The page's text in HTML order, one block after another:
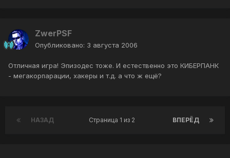
ZwerPSF
Опубликовано: 3 августа 2006
Отличная игра! Эпизодес тоже. И естественно это КИБЕРПАНК
- мегакорпарации, хакеры и т.д. а что ж ещё?
НАЗАД ВПЕРЁД
Страница 1 из 2